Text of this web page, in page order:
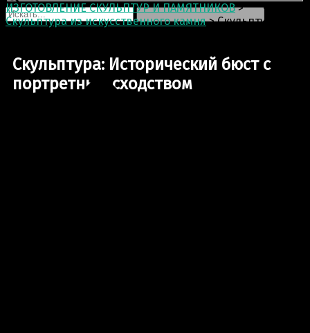
ИЗГОТОВЛЕНИЕ СКУЛЬПТУР И ПАМЯТНИКОВ>
Скульптура из искусственного камня>Скульптура:
Скульптура: Исторический бюст с
портретным сходством